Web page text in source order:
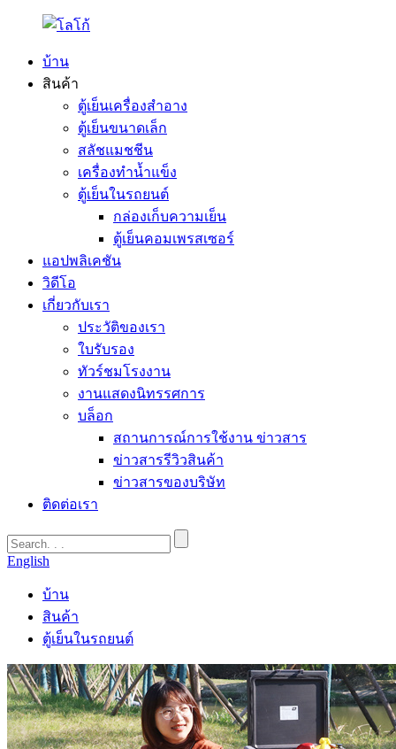
บ้าน
สินค้า
ตู้เย็นเครื่องสำอาง
ตู้เย็นขนาดเล็ก
สลัชแมชชีน
เครื่องทำน้ำแข็ง
ตู้เย็นในรถยนต์
กล่องเก็บความเย็น
ตู้เย็นคอมเพรสเซอร์
แอปพลิเคชัน
วิดีโอ
เกี่ยวกับเรา
ประวัติของเรา
ใบรับรอง
ทัวร์ชมโรงงาน
งานแสดงนิทรรศการ
บล็อก
สถานการณ์การใช้งาน ข่าวสาร
ข่าวสารรีวิวสินค้า
ข่าวสารของบริษัท
ติดต่อเรา
English
บ้าน
สินค้า
ตู้เย็นในรถยนต์